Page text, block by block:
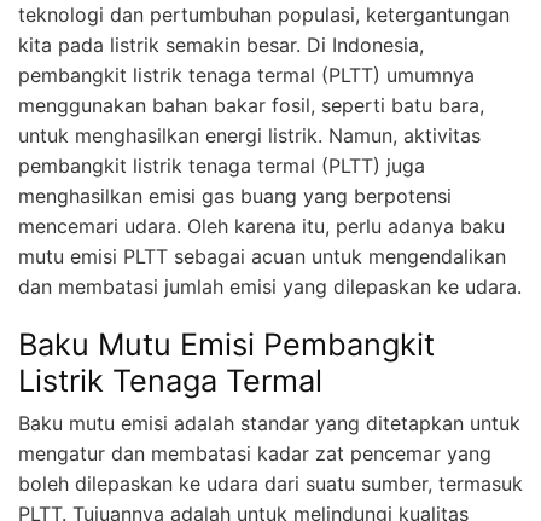
teknologi dan pertumbuhan populasi, ketergantungan
kita pada listrik semakin besar. Di Indonesia,
pembangkit listrik tenaga termal (PLTT) umumnya
menggunakan bahan bakar fosil, seperti batu bara,
untuk menghasilkan energi listrik. Namun, aktivitas
pembangkit listrik tenaga termal (PLTT) juga
menghasilkan emisi gas buang yang berpotensi
mencemari udara. Oleh karena itu, perlu adanya baku
mutu emisi PLTT sebagai acuan untuk mengendalikan
dan membatasi jumlah emisi yang dilepaskan ke udara.
Baku Mutu Emisi Pembangkit
Listrik Tenaga Termal
Baku mutu emisi adalah standar yang ditetapkan untuk
mengatur dan membatasi kadar zat pencemar yang
boleh dilepaskan ke udara dari suatu sumber, termasuk
PLTT. Tujuannya adalah untuk melindungi kualitas